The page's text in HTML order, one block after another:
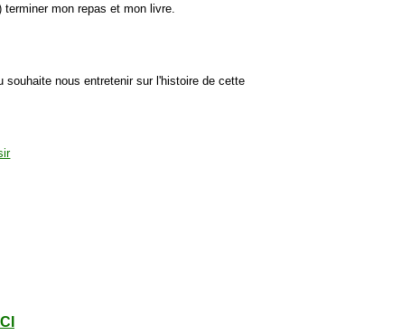
terminer mon repas et mon livre.
nous entretenir sur l'histoire de cette